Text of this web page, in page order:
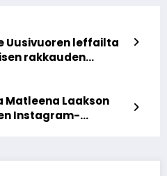
Uusivuoren leffailta
rakkauden
Matleena Laakson
Instagram-